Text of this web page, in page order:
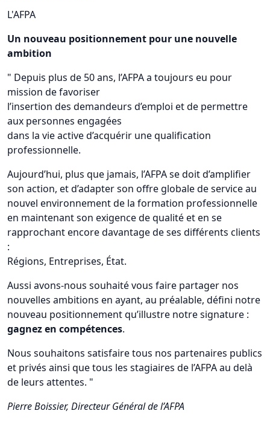
L'AFPA
Un nouveau positionnement pour une nouvelle
ambition
" Depuis plus de 50 ans, l’AFPA a toujours eu pour
mission de favoriser
l’insertion des demandeurs d’emploi et de permettre
aux personnes engagées
dans la vie active d’acquérir une qualification
professionnelle.
Aujourd’hui, plus que jamais, l’AFPA se doit d’amplifier
son action, et d’adapter son offre globale de service au
nouvel environnement de la formation professionnelle
en maintenant son exigence de qualité et en se
rapprochant encore davantage de ses différents clients
:
Régions, Entreprises, État.
Aussi avons-nous souhaité vous faire partager nos
nouvelles ambitions en ayant, au préalable, défini notre
nouveau positionnement qu’illustre notre signature :
gagnez en compétences.
Nous souhaitons satisfaire tous nos partenaires publics
et privés ainsi que tous les stagiaires de l’AFPA au delà
de leurs attentes. "
Pierre Boissier, Directeur Général de l’AFPA